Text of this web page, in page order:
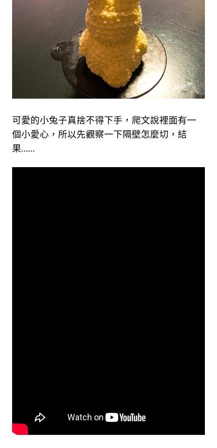
可愛的小兔子真捨不得下手，爬文說裡面有一
個小愛心，所以先觀察一下隔壁怎麼切，結
果……